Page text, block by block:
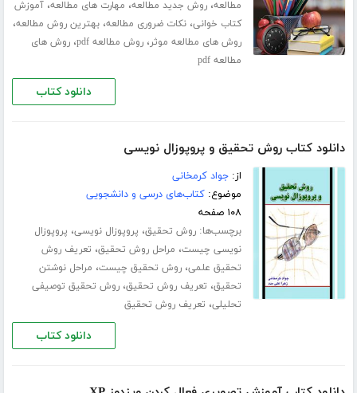
مطالعه،روش جدید مطالعه، مهارت های مطالعه،آموزش
کتاب خوانی،نکات ضروری مطالعه،بهترین روش مطالعه،
روش های مطالعه موثر،روش مطالعه pdf ،روش های
مطالعه pdf
دانلود کتاب
دانلود کتاب روش تحقیق و پروپوزال نویسی
از:جواد کرمخانی
موضوع:کتاب‌های درسی و دانشجویی
۱۰۸ صفحه
برچسب‌ها:روش تحقیق، پروپوزال نویسی، پروپوزال
نویسی چیست، مراحل روش تحقیق، تعریف روش
تحقیق علمی،روش تحقیق چیست، مراحل نوشتن
تحقیق، تعریف روش تحقیق،روش تحقیق توصیفی
تحلیلی، تعریف روش تحقیق
دانلود کتاب